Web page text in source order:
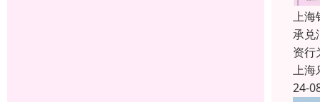
上海
承兑
资行
上海
24-